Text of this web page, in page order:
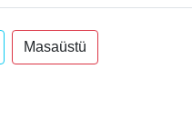
Masaüstü